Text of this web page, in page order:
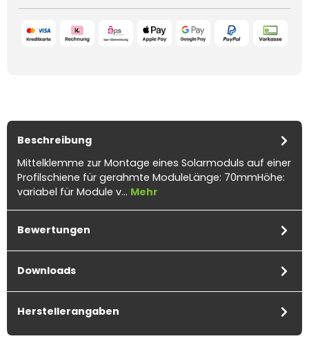
Beschreibung
Mittelklemme zur Montage eines Solarmoduls auf einer
Profilschiene für gerahmte ModuleLänge: 70mmHöhe:
variabel für Module v… Mehr
Bewertungen
Downloads
Herstellerangaben